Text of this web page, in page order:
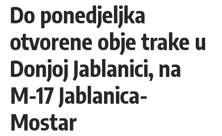
Do ponedjeljka
otvorene obje trake u
Donjoj Jablanici, na
M-17 Jablanica-
Mostar